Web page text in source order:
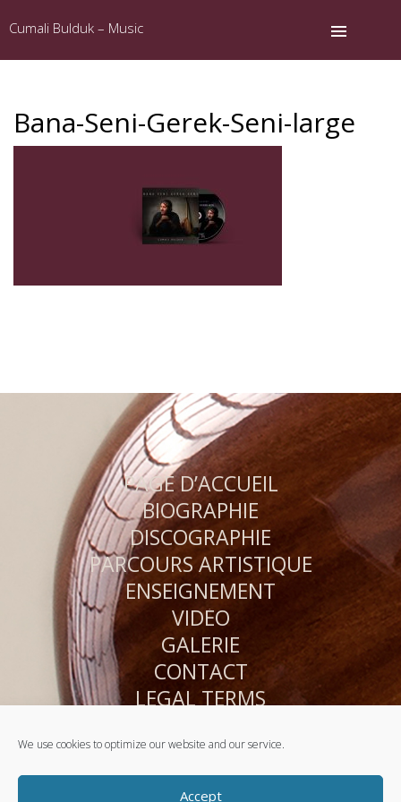
We use cookies to optimize our website and our service.
Accept
Cumali Bulduk – Music
Bana-Seni-Gerek-Seni-large
PAGE D’ACCUEIL
BIOGRAPHIE
DISCOGRAPHIE
PARCOURS ARTISTIQUE
ENSEIGNEMENT
VIDÉO
GALERIE
CONTACT
LEGAL TERMS
SITE MAP
COOKIE POLICY (EU)